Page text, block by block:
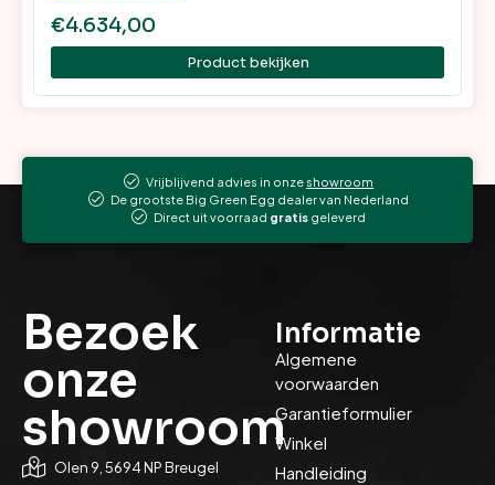
€4.634,00
Product bekijken
Vrijblijvend advies in onze showroom
De grootste Big Green Egg dealer van Nederland
Direct uit voorraad gratis geleverd
Bezoek
onze
showroom
Olen 9, 5694 NP Breugel
Informatie
Algemene
voorwaarden
Garantieformulier
Winkel
Handleiding